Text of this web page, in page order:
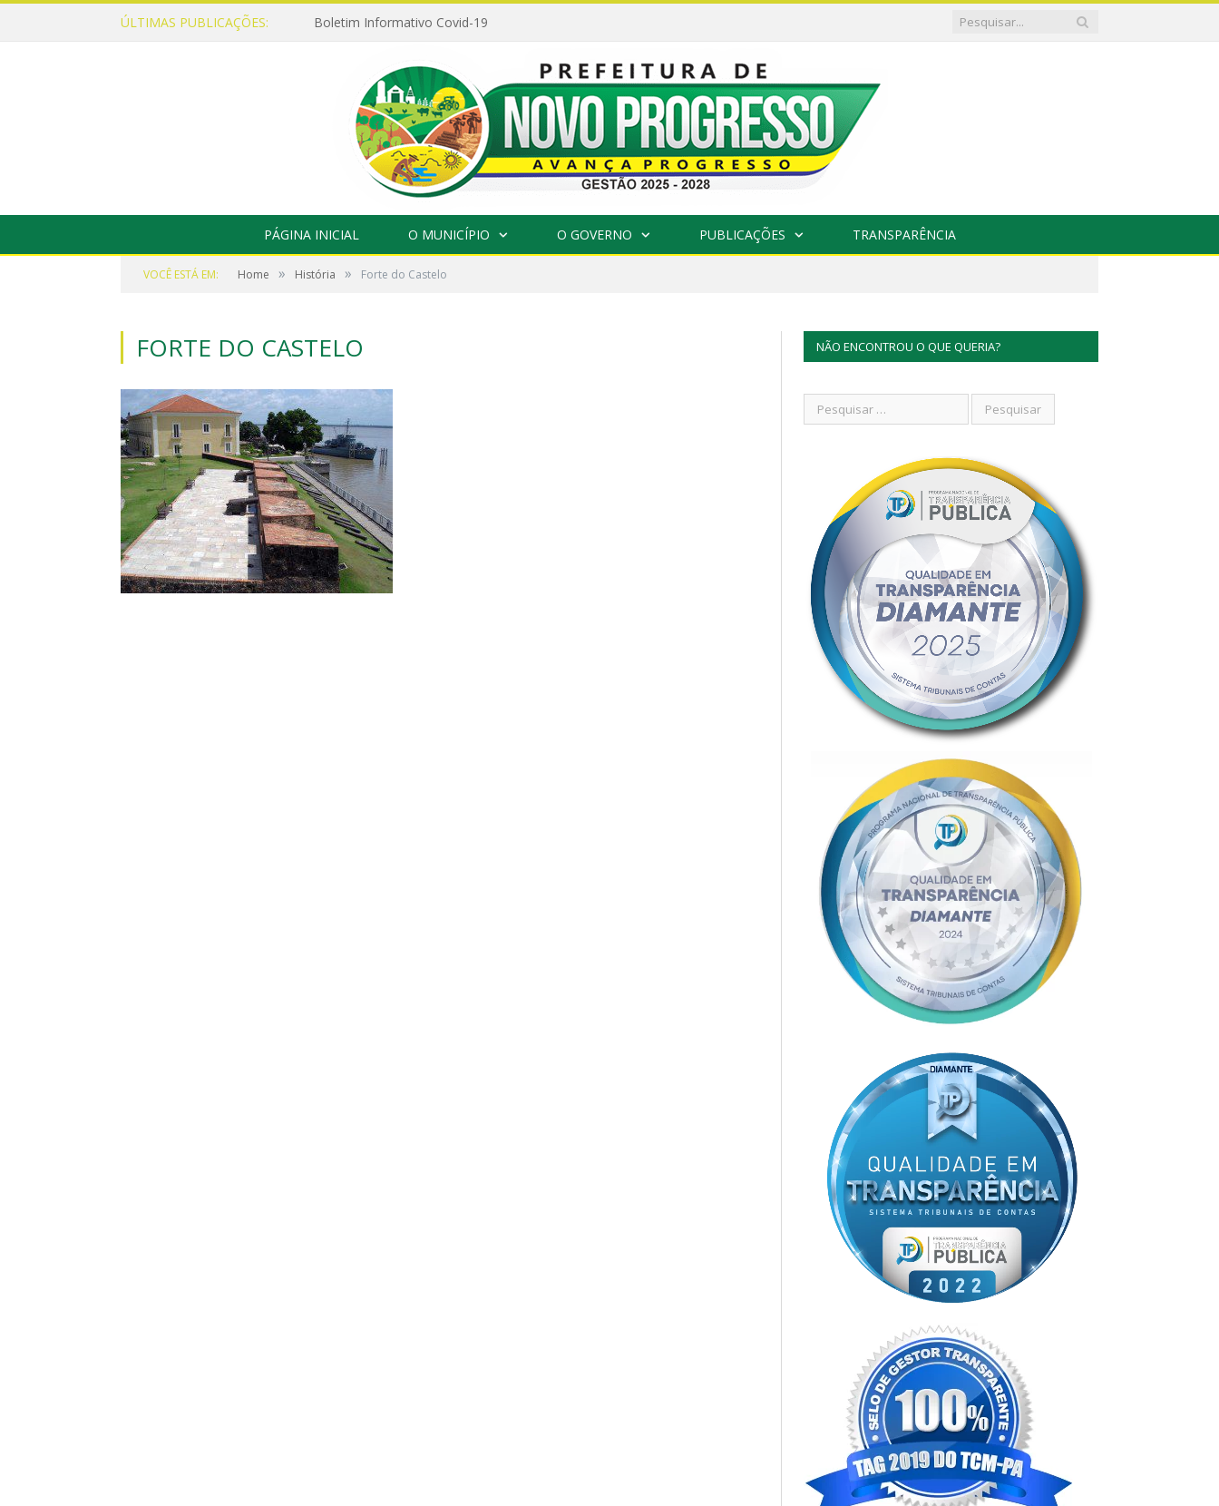
ÚLTIMAS PUBLICAÇÕES: Boletim Informativo Covid-19
PÁGINA INICIAL O MUNICÍPIO O GOVERNO PUBLICAÇÕES TRANSPARÊNCIA
VOCÊ ESTÁ EM: Home » História » Forte do Castelo
FORTE DO CASTELO NÃO ENCONTROU O QUE QUERIA?